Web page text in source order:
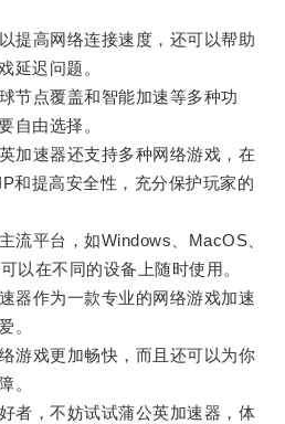
高网络连接速度，还可以帮助
延迟问题。
点覆盖和智能加速等多种功
自由选择。
速器还支持多种网络游戏，在
和提高安全性，充分保护玩家的
平台，如Windows、MacOS、
以在不同的设备上随时使用。
作为一款专业的网络游戏加速
。
戏更加畅快，而且还可以为你
。
，不妨试试蒲公英加速器，体